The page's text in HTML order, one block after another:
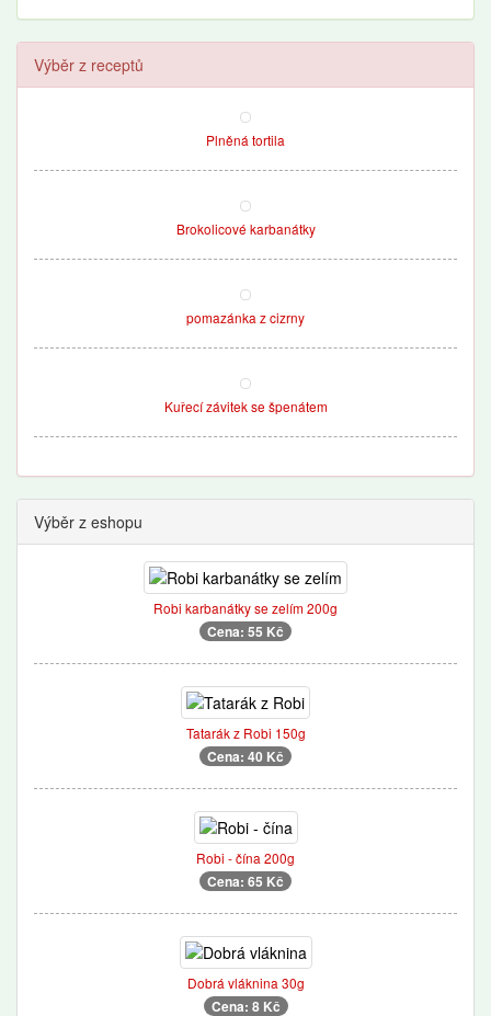
Výběr z receptů
Plněná tortila
Brokolicové karbanátky
pomazánka z cizrny
Kuřecí závitek se špenátem
Výběr z eshopu
Robi karbanátky se zelím 200g
Cena: 55 Kč
Tatarák z Robi 150g
Cena: 40 Kč
Robi - čína 200g
Cena: 65 Kč
Dobrá vláknina 30g
Cena: 8 Kč